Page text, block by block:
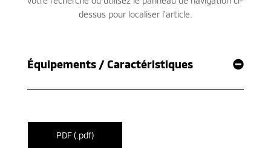
Équipements / Caractéristiques
PDF (.pdf)